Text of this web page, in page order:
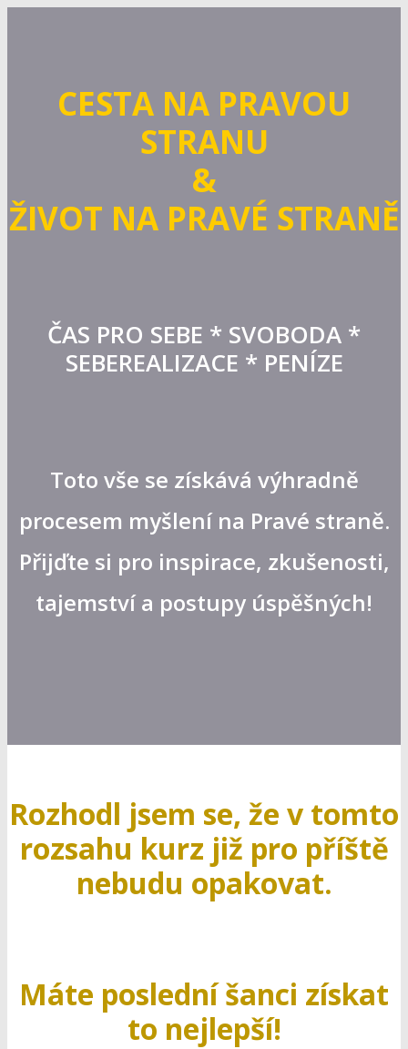
CESTA NA PRAVOU
STRANU
&
ŽIVOT NA PRAVÉ STRANĚ
ČAS PRO SEBE * SVOBODA *
SEBEREALIZACE * PENÍZE
Toto vše se získává výhradně
procesem myšlení na Pravé straně.
Přijďte si pro inspirace, zkušenosti,
tajemství a postupy úspěšných!
Rozhodl jsem se, že v tomto
rozsahu kurz již pro příště
nebudu opakovat.
Máte poslední šanci získat
to nejlepší!